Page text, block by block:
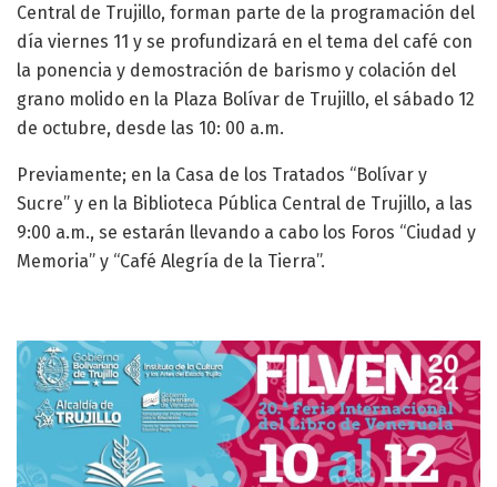
Central de Trujillo, forman parte de la programación del
día viernes 11 y se profundizará en el tema del café con
la ponencia y demostración de barismo y colación del
grano molido en la Plaza Bolívar de Trujillo, el sábado 12
de octubre, desde las 10: 00 a.m.
Previamente; en la Casa de los Tratados “Bolívar y
Sucre” y en la Biblioteca Pública Central de Trujillo, a las
9:00 a.m., se estarán llevando a cabo los Foros “Ciudad y
Memoria” y “Café Alegría de la Tierra”.